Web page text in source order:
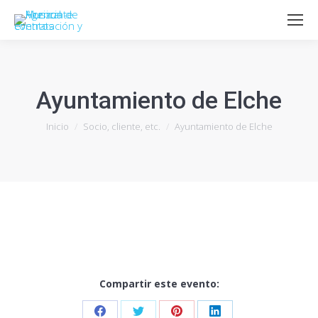
Ayuntamiento de Elche
Estás aquí:
Inicio Socio, cliente, etc. Ayuntamiento de Elche
Compartir este evento: